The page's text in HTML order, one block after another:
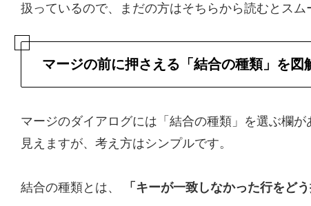
扱っているので、まだの方はそちらから読むとスム
マージの前に押さえる「結合の種類」を図
マージのダイアログには「結合の種類」を選ぶ欄
見えますが、考え方はシンプルです。
結合の種類とは、 「キーが一致しなかった行をど